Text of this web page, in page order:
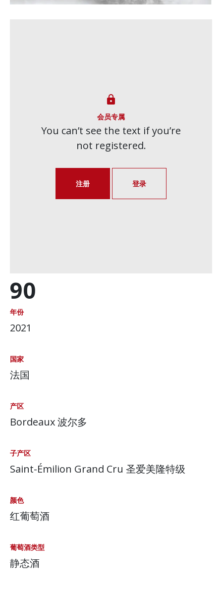
90
年份
2021
国家
法国
产区
Bordeaux 波尔多
子产区
Saint-Émilion Grand Cru 圣爱美隆特级
颜色
红葡萄酒
葡萄酒类型
静态酒

会员专属
You can’t see the text if you’re
not registered.
注册 登录